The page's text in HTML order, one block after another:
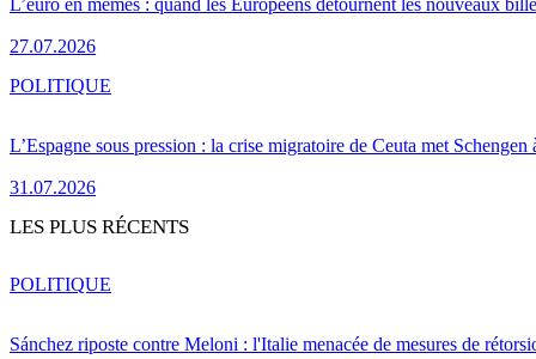
27.07.2026
L’Espagne sous pression : la crise migratoire de Ceuta met Schengen
31.07.2026
POLITIQUE
LES PLUS RÉCENTS
Sánchez riposte contre Meloni : l'Italie menacée de mesures de
POLITIQUE